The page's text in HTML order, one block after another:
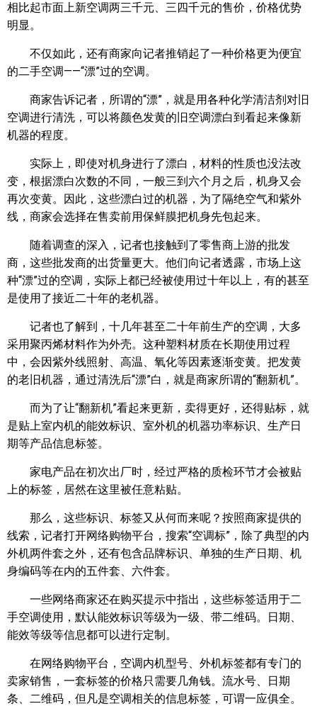
相比起市面上新空调两三千元、三四千元的售价，价格优势
明显。
不仅如此，还有商家向记者推销起了一种价格更为便宜
的二手空调——“漂”过的空调。
商家告诉记者，所谓的“漂”，就是用各种化学清洁剂对旧
空调进行清洗，可以将颜色发黄的旧空调漂白到看起来像新
机器的程度。
实际上，即使对机身进行了漂白，材料的性质也没法改
变，根据漂白次数的不同，一般三到六个月之后，机身又会
再次变黄。因此，这些漂白过的机器，为了隔绝空气和紫外
线，商家会选择在售卖前用保鲜膜把机身先包起来。
随着调查的深入，记者也接触到了零售商上游的批发
商，这些批发商的出货量更大。他们向记者透露，市场上这
种“漂”过的空调，实际上都已经被使用过十年以上，有的甚至
是使用了接近二十年的老机器。
记者也了解到，十几年甚至二十年前生产的空调，大多
采用聚丙烯材料作为外壳。这种塑料材质在长期使用过程
中，会因紫外线照射、高温、氧化等因素逐渐变黄。把发黄
的老旧机器，通过清洗后“漂”白，就是商家所谓的“翻新机”。
而为了让“翻新机”看起来更新，卖得更好，还得贴标，就
是贴上室内机的能效标识、室外机的机器功率标识、生产日
期等产品信息标签。
家电产品在初次出厂时，经过严格的质检环节才会被贴
上的标签，居然在这里被任意粘贴。
那么，这些标识、标签又从何而来呢？按照商家提供的
线索，记者打开网络购物平台，搜索“空调标”，除了典型的内
外机两件套之外，还有包含品牌标识、单独的生产日期、机
身编码等在内的五件套、六件套。
一些网络商家还在购买提示中指出，这些标签适用于二
手空调使用，默认能效标识等级为一级、带二维码。日期、
能效等级等信息都可以进行定制。
在网络购物平台，空调内机型号、外机标签都有专门的
卖家销售，一套标签的价格只需要几角钱。流水号、日期
条、二维码，但凡是空调相关的信息标签，可谓一应俱全。